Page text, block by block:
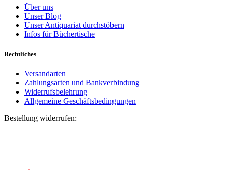
Über uns
Unser Blog
Unser Antiquariat durchstöbern
Infos für Büchertische
Rechtliches
Versandarten
Zahlungsarten und Bankverbindung
Widerrufsbelehrung
Allgemeine Geschäftsbedingungen
Bestellung widerrufen:
*